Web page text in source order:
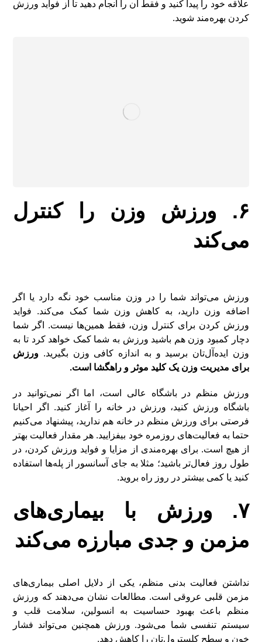
علاقه خود را پیدا کنید و فقط آن را انجام دهید تا از فواید ورزش
کردن بهره‌مند شوید.
۶. ورزش وزن را کنترل
می‌کند
ورزش می‌تواند شما را در وزن مناسب خود نگه دارد یا اگر
اضافه وزن دارید، به کاهش وزن شما کمک می‌کند. فواید
ورزش کردن برای کنترل وزن، فقط همین‌ها نیست. اگر شما
دچار کمبود وزن هم باشید ورزش به شما کمک خواهد کرد تا به
وزن ایده‌آل‌تان برسید و به اندازه کافی وزن بگیرید. ورزش
برای مدیریت وزن یک کلید موثر و راهگشا است.
ورزش منظم در باشگاه عالی است، اما اگر نمی‌توانید در
باشگاه ورزش کنید، ورزش در خانه را آغاز کنید. اگر احیانا
فرصتی برای ورزش منظم در خانه هم ندارید، پیشنهاد می‌کنیم
حتما به فعالیت‌های روزمره خود بیفزایید. هر مقدار فعالیت بهتر
از هیچ است. برای بهره‌مندی از مزایا و فواید ورزش کردن، در
طول روز فعال‌تر باشید؛ مثلا به جای آسانسور از پله‌ها استفاده
کنید یا کمی بیشتر در روز راه بروید.
۷. ورزش با بیماری‌های
مزمن و جدی مبارزه می‌کند
نداشتن فعالیت بدنی منظم، یکی از دلایل اصلی بیماری‌های
مزمن قلبی عروقی است. مطالعات نشان می‌دهند که ورزش
منظم باعث بهبود حساسیت به انسولین، سلامت قلب و
سیستم تنفسی شما می‌شود. ورزش همچنین می‌تواند فشار
خون و سطح کلسترول‌تان را کاهش دهد.